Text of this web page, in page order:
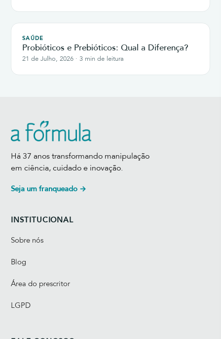
SAÚDE
Probióticos e Prebióticos: Qual a Diferença?
21 de Julho, 2026 · 3 min de leitura
Há 37 anos transformando manipulação
em ciência, cuidado e inovação.
Seja um franqueado →
INSTITUCIONAL
Sobre nós
Blog
Área do prescritor
LGPD